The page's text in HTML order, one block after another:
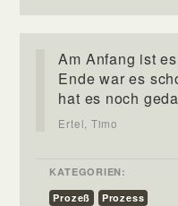
Am Anfang ist
Ende war es
hat es noch
Ertel, Timo
KATEGORIEN:
Prozeß
Prozess